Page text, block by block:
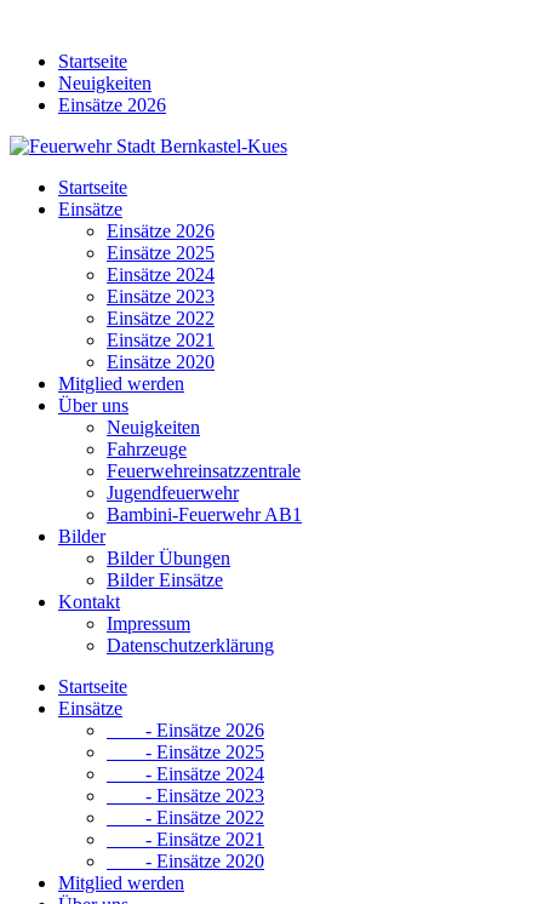
contentStartseite
Neuigkeiten
Einsätze 2026
Startseite
Einsätze
Einsätze 2026
Einsätze 2025
Einsätze 2024
Einsätze 2023
Einsätze 2022
Einsätze 2021
Einsätze 2020
Mitglied werden
Über uns
Neuigkeiten
Fahrzeuge
Feuerwehreinsatzzentrale
Jugendfeuerwehr
Bambini-Feuerwehr AB1
Bilder
Bilder Übungen
Bilder Einsätze
Kontakt
Impressum
Datenschutzerklärung
Startseite
Einsätze
- Einsätze 2026
- Einsätze 2025
- Einsätze 2024
- Einsätze 2023
- Einsätze 2022
- Einsätze 2021
- Einsätze 2020
Mitglied werden